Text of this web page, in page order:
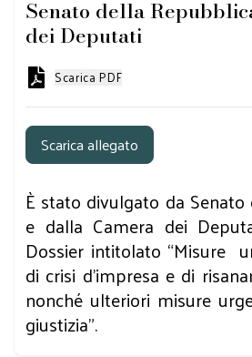
Senato della
dei Deputati
Scarica PDF
Scarica allegato
È stato divulgato da
e dalla Camera dei
Dossier intitolato “Misure
di crisi d'impresa e di
nonché ulteriori misure
giustizia”.